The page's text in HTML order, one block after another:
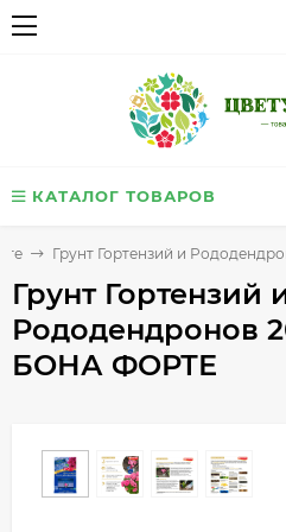
КАТАЛОГ ТОВАРОВ
Грунт Гортензий и
Грунт Гортензий
Рододендронов
БОНА ФОРТЕ